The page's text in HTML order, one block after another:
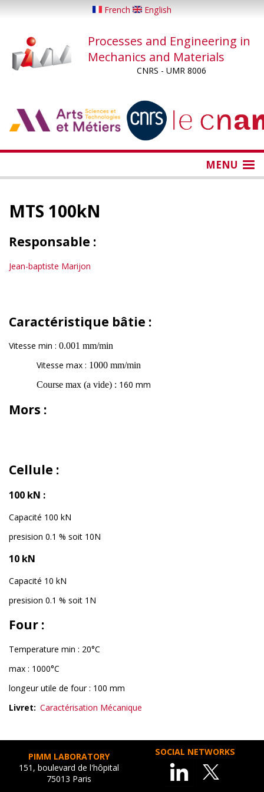
content
French English
Processes and Engineering in
Mechanics and Materials
CNRS - UMR 8006
MENU
MTS 100kN
Responsable :
Jean-baptiste Marijon
Caractéristique bâtie :
Vitesse min : 0.001 mm/min
Vitesse max : 1000 mm/min
Course max (a vide) : 160 mm
Mors :
Cellule :
100 kN :
Capacité 100 kN
presision 0.1 % soit 10N
10 kN
Capacité 10 kN
presision 0.1 % soit 1N
Four :
Temperature min : 20°C
max : 1000°C
longeur utile de four : 100 mm
Livret
Caractérisation Mécanique
PIMM LABORATORY
151, boulevard de l'hôpital
75013 Paris
SOCIAL NETWORKS